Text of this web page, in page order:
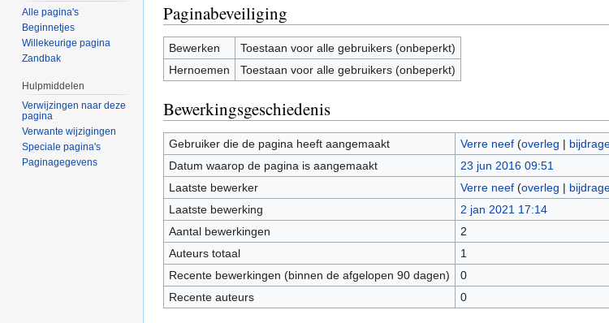
Paginabeveiliging
Bewerken
Toestaan voor alle gebruikers (onbeperkt)
Hernoemen
Toestaan voor alle gebruikers (onbeperkt)
Bewerkingsgeschiedenis
Gebruiker die de pagina heeft aangemaakt Verre neef (overleg |
Datum waarop de pagina is aangemaakt
23 jun 2016 09:51
Laatste bewerker
Verre neef (overleg |
Laatste bewerking
2 jan 2021 17:14
Aantal bewerkingen
2
Auteurs totaal
1
Recente bewerkingen (binnen de afgelopen 90 dagen)
0
Recente auteurs
0
Alle pagina's
Beginnetjes
Willekeurige pagina
Zandbak
Hulpmiddelen
Verwijzingen naar deze
pagina
Verwante wijzigingen
Speciale pagina's
Paginagegevens